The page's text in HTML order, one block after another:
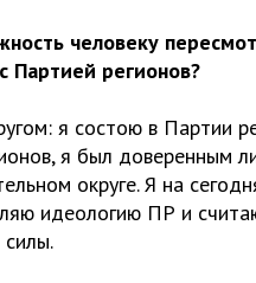
человеку
Партией регионов?
я состою в Партии
я был доверенным
округе. Я на
идеологию ПР и
силы.